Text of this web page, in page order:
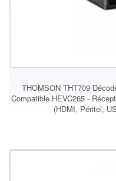
THOMSON THT709
Compatible HEVC265 -
(HDMI, Péritel,